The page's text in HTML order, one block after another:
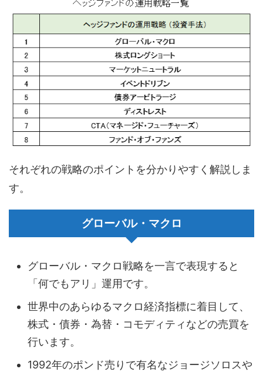
それぞれの戦略のポイントを分かりやすく解説しま
す。
グローバル・マクロ
グローバル・マクロ戦略を一言で表現すると
「何でもアリ」運用です。
世界中のあらゆるマクロ経済指標に着目して、
株式・債券・為替・コモディティなどの売買を
行います。
1992年のポンド売りで有名なジョージソロスや